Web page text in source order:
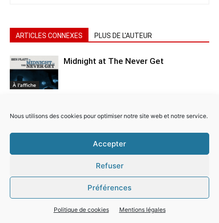
Nous utilisons des cookies pour optimiser notre site web et notre service.
Accepter
Refuser
Préférences
Politique de cookies Mentions légales
ARTICLES CONNEXES PLUS DE L'AUTEUR
À l'affiche
Midnight at The Never Get
À l'affiche
À l'affiche
Cats